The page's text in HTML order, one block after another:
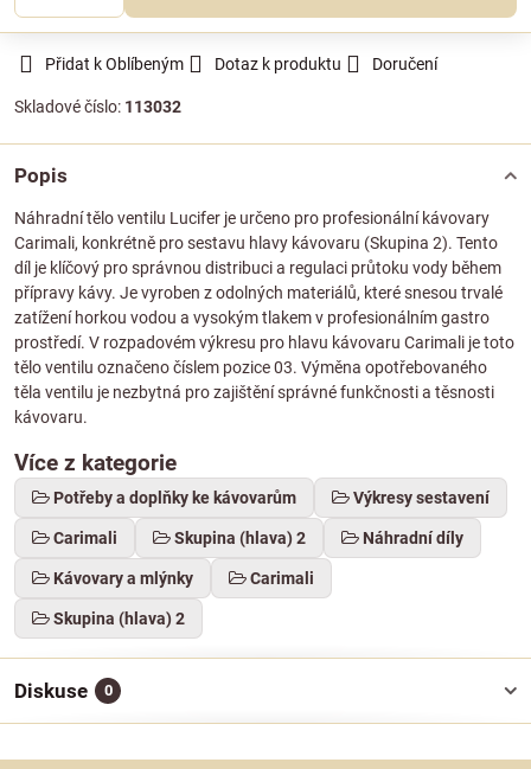
Přidat k Oblíbeným Dotaz k produktu Doručení
Skladové číslo: 113032
Popis
Náhradní tělo ventilu Lucifer je určeno pro profesionální kávovary
Carimali, konkrétně pro sestavu hlavy kávovaru (Skupina 2). Tento
díl je klíčový pro správnou distribuci a regulaci průtoku vody během
přípravy kávy. Je vyroben z odolných materiálů, které snesou trvalé
zatížení horkou vodou a vysokým tlakem v profesionálním gastro
prostředí. V rozpadovém výkresu pro hlavu kávovaru Carimali je toto
tělo ventilu označeno číslem pozice 03. Výměna opotřebovaného
těla ventilu je nezbytná pro zajištění správné funkčnosti a těsnosti
kávovaru.
Více z kategorie
Potřeby a doplňky ke kávovarům Výkresy sestavení
Carimali Skupina (hlava) 2 Náhradní díly
Kávovary a mlýnky Carimali
Skupina (hlava) 2
Diskuse 0